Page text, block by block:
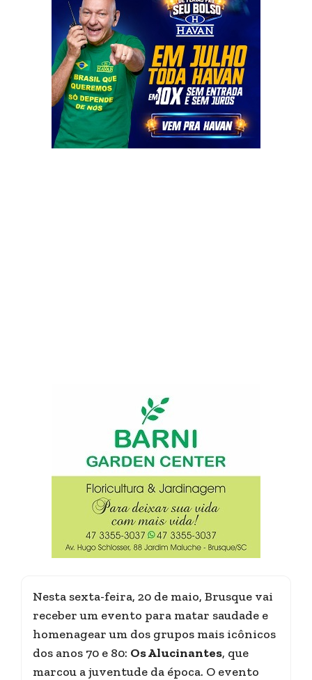
Nesta sexta-feira, 20 de maio, Brusque vai
receber um evento para matar saudade e
homenagear um dos grupos mais icônicos
dos anos 70 e 80: Os Alucinantes, que
marcou a juventude da época. O evento